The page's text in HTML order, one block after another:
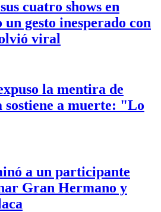
cuatro shows en
gesto inesperado con
viral
la mentira de
sostiene a muerte: "Lo
a un participante
Gran Hermano y